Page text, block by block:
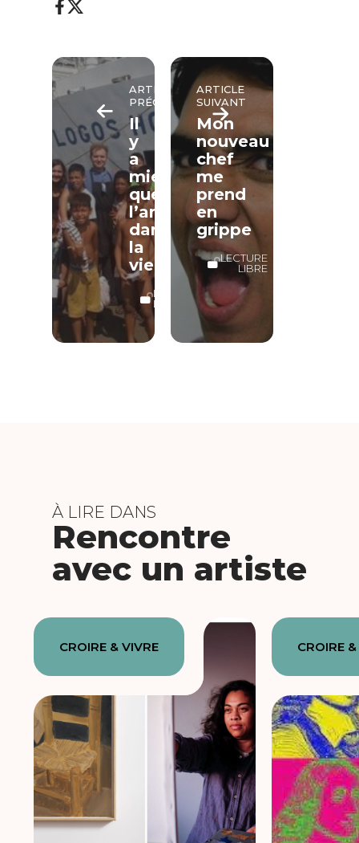
ARTICLE
PRÉCÉDENT
Il
y
a
mieux
que
l’argent
dans
la
vie
LECTURE
LIBRE
ARTICLE
SUIVANT
Mon
nouveau
chef
me
prend
en
grippe
LECTURE
LIBRE
À LIRE DANS
Rencontre
avec un artiste
CROIRE & VIVRE CROIRE